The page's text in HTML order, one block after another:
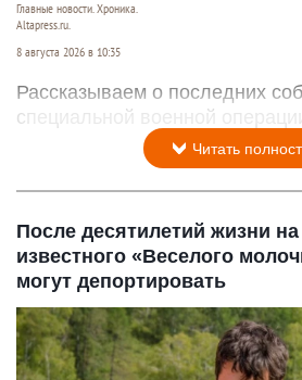
Главные новости. Хроника.
Altapress.ru.
8 августа 2026 в 10:35
Рассказываем о последних
специальной военной
Читать
После десятилетий жизни
известного «Веселого
могут депортировать